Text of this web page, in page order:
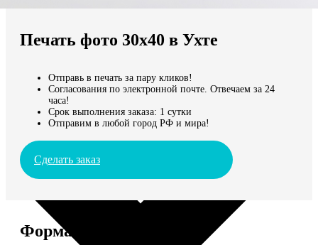
Мы доставляем по всему миру
Продолжить без города
Печать фото 30х40 в Ухте
Отправь в печать за пару кликов!
Согласования по электронной почте. Отвечаем за 24
часа!
Срок выполнения заказа: 1 сутки
Отправим в любой город РФ и мира!
Сделать заказ
Форматы и цены